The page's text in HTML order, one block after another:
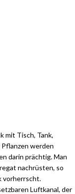
mit Tisch, Tank,
werden
darin prächtig. Man
nachrüsten, so
vorherrscht.
Luftkanal, der